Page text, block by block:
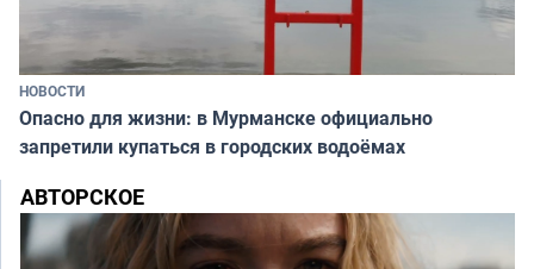
НОВОСТИ
Опасно для жизни: в Мурманске официально
запретили купаться в городских водоёмах
АВТОРСКОЕ